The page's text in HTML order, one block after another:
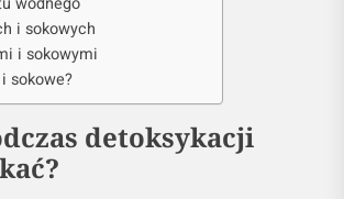
i sokowych
i sokowymi
sokowe?
detoksykacji